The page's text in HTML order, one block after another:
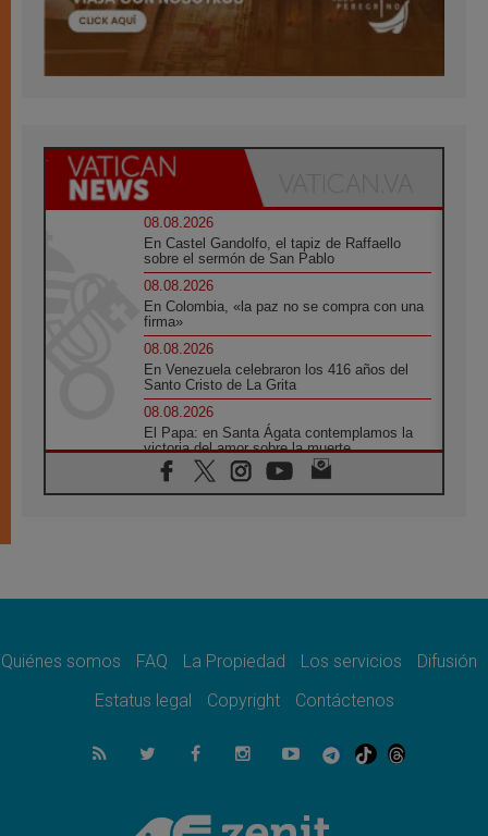
08.08.2026
En Castel Gandolfo, el tapiz de Raffaello
sobre el sermón de San Pablo
08.08.2026
En Colombia, «la paz no se compra con una
firma»
08.08.2026
En Venezuela celebraron los 416 años del
Santo Cristo de La Grita
08.08.2026
El Papa: en Santa Ágata contemplamos la
victoria del amor sobre la muerte
08.08.2026
León XIV visitará el Santuario de la Madre
07.08.2026
07.08.2026
el compromiso del cristiano"
La matanza de niños en Gaza no cesa: 300
muertos en 300 días
Tagle: La guerra desfigura el mundo, solo la
revelación de Dios lo transfigura
Quiénes somos FAQ La Propiedad Los servicios
Difusión
Estatus legal
Copyright Contáctenos